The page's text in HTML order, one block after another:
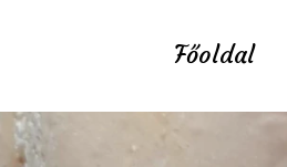
Főoldal